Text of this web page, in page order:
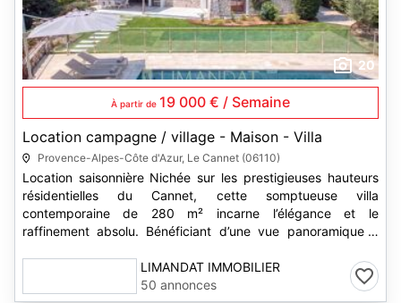
20
À partir de 19 000 € / Semaine
Location campagne / village - Maison - Villa
Provence-Alpes-Côte d'Azur, Le Cannet (06110)
Location saisonnière Nichée sur les prestigieuses hauteurs
résidentielles du Cannet, cette somptueuse villa
contemporaine de 280 m² incarne l’élégance et le
raffinement absolu. Bénéficiant d’une vue panoramique à
LIMANDAT IMMOBILIER
50 annonces